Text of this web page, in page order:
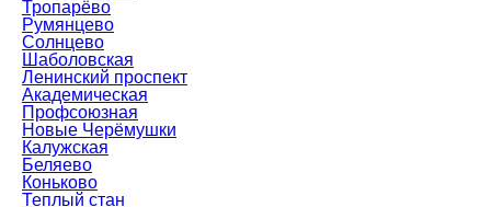
Тропарёво
Румянцево
Солнцево
Шаболовская
Ленинский проспект
Академическая
Профсоюзная
Новые Черёмушки
Калужская
Беляево
Коньково
Теплый стан